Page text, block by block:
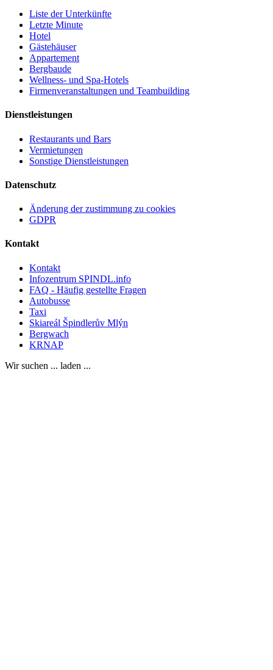
Liste der Unterkünfte
Letzte Minute
Hotel
Gästehäuser
Appartement
Bergbaude
Wellness- und Spa-Hotels
Firmenveranstaltungen und Teambuilding
Dienstleistungen
Restaurants und Bars
Vermietungen
Sonstige Dienstleistungen
Datenschutz
Änderung der zustimmung zu cookies
GDPR
Kontakt
Kontakt
Infozentrum SPINDL.info
FAQ - Häufig gestellte Fragen
Autobusse
Taxi
Skiareál Špindlerův Mlýn
Bergwach
KRNAP
Wir suchen ... laden ...